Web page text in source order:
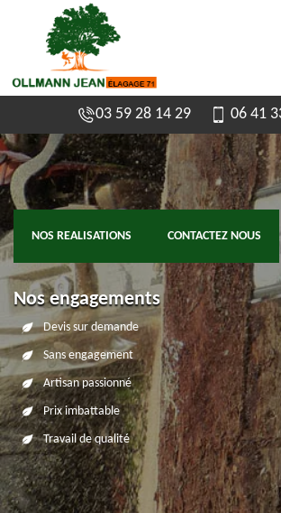
03 59 28 14 29 06 41
NOS REALISATIONS CONTACTEZ NOUS
Nos engagements
Devis sur demande
Sans engagement
Artisan passionné
Prix imbattable
Travail de qualité